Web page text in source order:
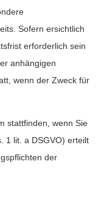
Sofern ersichtlich
erforderlich sein
anhängigen
wenn der Zweck für
stattfinden, wenn Sie
1 lit. a DSGVO) erteilt
der